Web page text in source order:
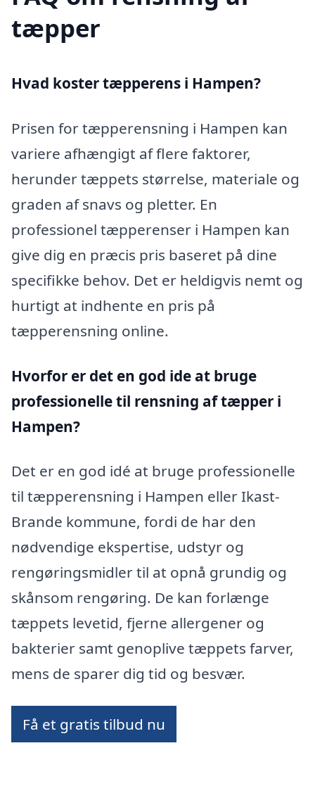
tæpper
Hvad koster tæpperens i Hampen?
Prisen for tæpperensning i Hampen kan
variere afhængigt af flere faktorer,
herunder tæppets størrelse, materiale og
graden af snavs og pletter. En
professionel tæpperenser i Hampen kan
give dig en præcis pris baseret på dine
specifikke behov. Det er heldigvis nemt og
hurtigt at indhente en pris på
tæpperensning online.
Hvorfor er det en god ide at bruge
professionelle til rensning af tæpper i
Hampen?
Det er en god idé at bruge professionelle
til tæpperensning i Hampen eller Ikast-
Brande kommune, fordi de har den
nødvendige ekspertise, udstyr og
rengøringsmidler til at opnå grundig og
skånsom rengøring. De kan forlænge
tæppets levetid, fjerne allergener og
bakterier samt genoplive tæppets farver,
mens de sparer dig tid og besvær.
Få et gratis tilbud nu